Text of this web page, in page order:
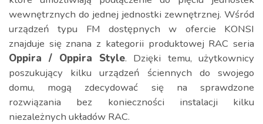
wewnętrznych do jednej jednostki zewnętrznej. Wśród
urządzeń typu FM dostępnych w ofercie KONSI
znajduje się znana z kategorii produktowej RAC seria
Oppira / Oppira Style. Dzięki temu, użytkownicy
poszukujący kilku urządzeń ściennych do swojego
domu, mogą zdecydować się na sprawdzone
rozwiązania bez konieczności instalacji kilku
niezależnych układów RAC.